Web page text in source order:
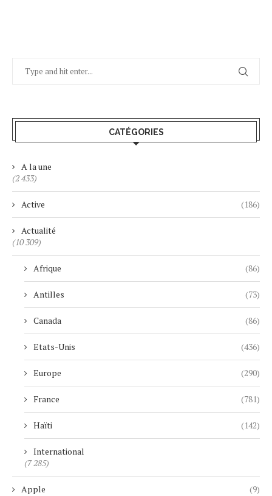
CATÉGORIES
A la une
(2 433)
Active (186)
Actualité
(10 309)
Afrique (86)
Antilles (73)
Canada (86)
Etats-Unis (436)
Europe (290)
France (781)
Haïti (142)
International
(7 285)
Apple (9)